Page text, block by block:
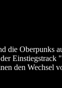
Oberpunks
den